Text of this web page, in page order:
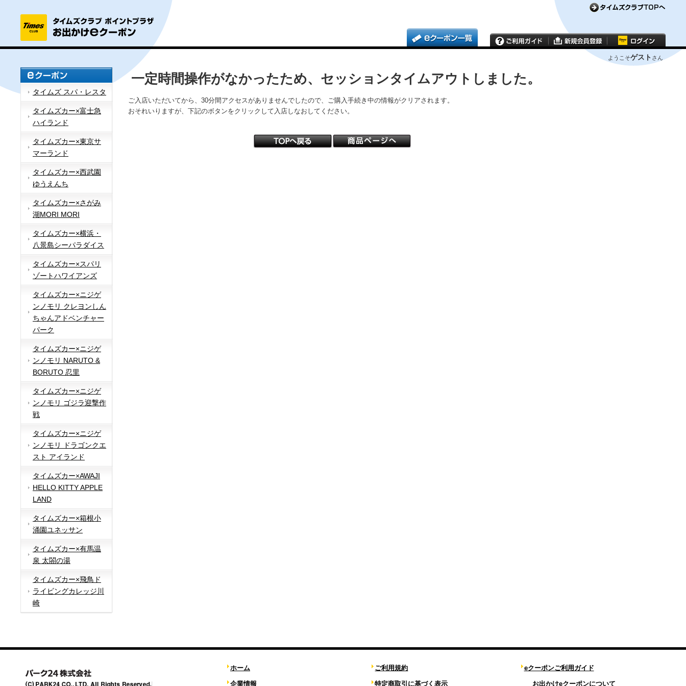
ようこそゲスト さん
タイムズ スパ・レスタ
タイムズカー×富士急
ハイランド
タイムズカー×東京サ
マーランド
タイムズカー×西武園
ゆうえんち
タイムズカー×さがみ
湖MORI MORI
タイムズカー×横浜・
八景島シーパラダイス
タイムズカー×スパリ
ゾートハワイアンズ
タイムズカー×ニジゲ
ンノモリ クレヨンしん
ちゃんアドベンチャー
パーク
タイムズカー×ニジゲ
ンノモリ NARUTO &
BORUTO 忍里
タイムズカー×ニジゲ
ンノモリ ゴジラ迎撃作
戦
タイムズカー×ニジゲ
ンノモリ ドラゴンクエ
スト アイランド
タイムズカー×AWAJI
HELLO KITTY APPLE
LAND
タイムズカー×箱根小
涌園ユネッサン
タイムズカー×有馬温
泉 太閤の湯
タイムズカー×飛鳥ド
ライビングカレッジ川
崎
一定時間操作がなかったため、セッションタイムアウトしました。
ご入店いただいてから、30分間アクセスがありませんでしたので、ご購入手続き中の情報がクリアされます。
おそれいりますが、下記のボタンをクリックして入店しなおしてください。
ホーム
企業情報
ご利用規約
特定商取引に基づく表示
eクーポンご利用ガイド
お出かけeクーポンについて